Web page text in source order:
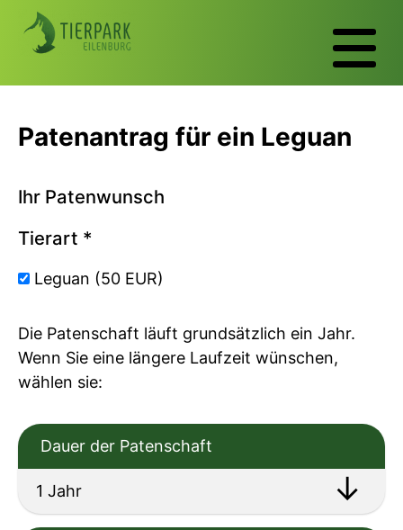
Patenantrag für ein Leguan
Ihr Patenwunsch
Tierart *
Leguan (50 EUR)
Die Patenschaft läuft grundsätzlich ein Jahr.
Wenn Sie eine längere Laufzeit wünschen,
wählen sie:
Dauer der Patenschaft